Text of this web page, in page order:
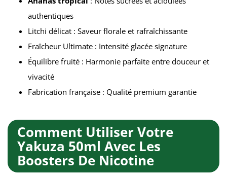
authentiques
Litchi délicat : Saveur florale et rafraîchissante
Fraîcheur Ultimate : Intensité glacée signature
Équilibre fruité : Harmonie parfaite entre douceur et
vivacité
Fabrication française : Qualité premium garantie
Comment Utiliser Votre
Yakuza 50ml Avec Les
Boosters De Nicotine